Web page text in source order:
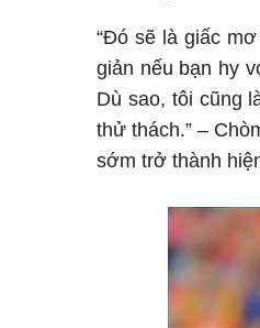
“Đó sẽ là giấc
giản nếu bạn hy
Dù sao, tôi cũng
thử thách.” –
sớm trở thành